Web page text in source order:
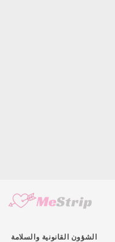
الشؤون القانونية والسلامة